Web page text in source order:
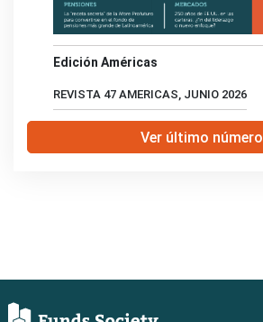
Edición Américas
REVISTA 47 AMERICAS, JUNIO 2026
Ver último número